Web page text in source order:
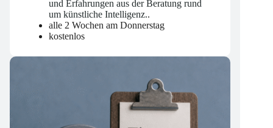
mit den neuesten Entwicklungen, Trends
und Erfahrungen aus der Beratung rund
um künstliche Intelligenz..
alle 2 Wochen am Donnerstag